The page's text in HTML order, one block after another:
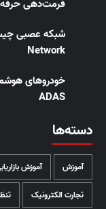
فرمت‌دهی
Network
خودروهای
ADAS
دسته‌ها
آموزش آموزش
تجارت الکترونیک